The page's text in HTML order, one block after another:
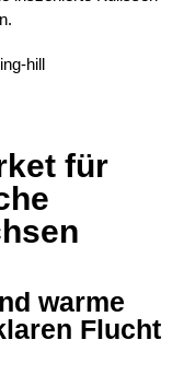
für
warme
Flucht